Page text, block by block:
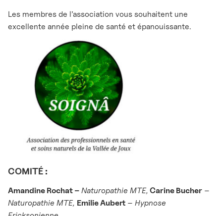
Les membres de l’association vous souhaitent une
excellente année pleine de santé et épanouissante.
COMITÉ :
Amandine Rochat – Naturopathie MTE, Carine Bucher –
Naturopathie MTE, Emilie Aubert – Hypnose